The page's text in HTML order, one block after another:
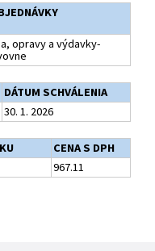
opravy a výdavky-
DÁTUM SCHVÁLENIA
30. 1. 2026
CENA S DPH
967.11